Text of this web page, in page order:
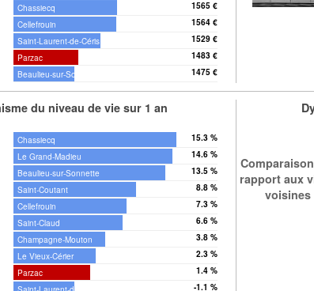
Chassiecq 1565 €
Cellefrouin 1564 €
Saint-Laurent-de-Céris 1529 €
Parzac 1483 €
Beaulieu-sur-Sonnette 1475 €
du niveau de vie sur 1 an
Chassiecq 15.3 %
Le Grand-Madieu 14.6 %
Beaulieu-sur-Sonnette 13.5 %
Saint-Coutant 8.8 %
Cellefrouin 7.3 %
Saint-Claud 6.6 %
Champagne-Mouton 3.8 %
Le Vieux-Cérier 2.3 %
Parzac 1.4 %
-1.1 %
rapport aux
voisines